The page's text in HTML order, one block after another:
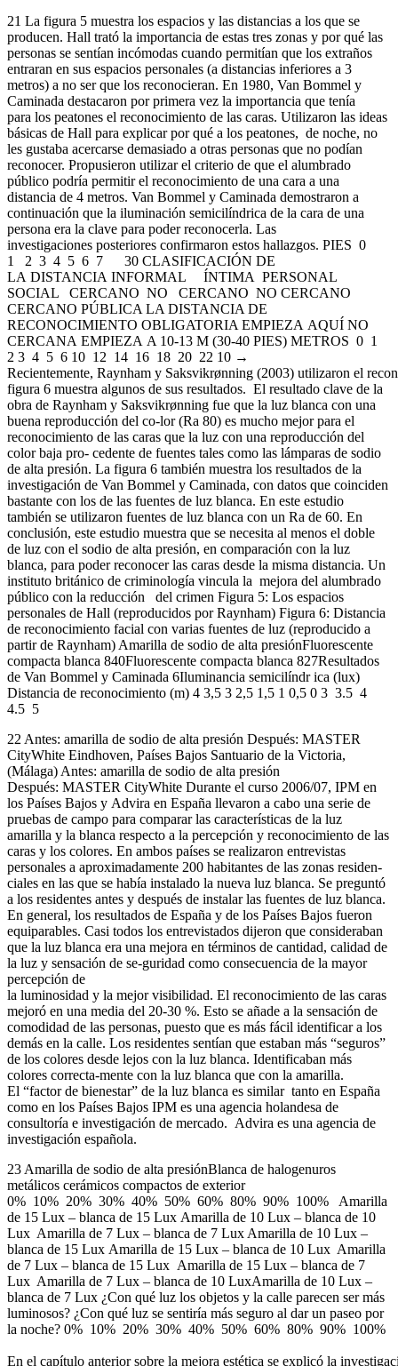
21 La figura 5 muestra los espacios y las distancias a los que se
producen. Hall trató la importancia de estas tres zonas y por qué las
personas se sentían incómodas cuando permitían que los extraños
entraran en sus espacios personales (a distancias inferiores a 3
metros) a no ser que los reconocieran. En 1980, Van Bommel y
Caminada destacaron por primera vez la importancia que tenía
para los peatones el reconocimiento de las caras. Utilizaron las ideas
básicas de Hall para explicar por qué a los peatones, de noche, no
les gustaba acercarse demasiado a otras personas que no podían
reconocer. Propusieron utilizar el criterio de que el alumbrado
público podría permitir el reconocimiento de una cara a una
distancia de 4 metros. Van Bommel y Caminada demostraron a
continuación que la iluminación semicilíndrica de la cara de una
persona era la clave para poder reconocerla. Las
investigaciones posteriores confirmaron estos hallazgos. PIES 0
1 2 3 4 5 6 7 30 CLASIFICACIÓN DE
LA DISTANCIA INFORMAL ÍNTIMA PERSONAL
SOCIAL CERCANO NO CERCANO NO CERCANO
CERCANO PÚBLICA LA DISTANCIA DE
RECONOCIMIENTO OBLIGATORIA EMPIEZA AQUÍ NO
CERCANA EMPIEZA A 10-13 M (30-40 PIES) METROS 0 1
2 3 4 5 6 10 12 14 16 18 20 22 10 →
Recientemente, Raynham y Saksvikrønning (2003) utilizaron el
figura 6 muestra algunos de sus resultados. El resultado clave de la
obra de Raynham y Saksvikrønning fue que la luz blanca con una
buena reproducción del co-lor (Ra 80) es mucho mejor para el
reconocimiento de las caras que la luz con una reproducción del
color baja pro- cedente de fuentes tales como las lámparas de sodio
de alta presión. La figura 6 también muestra los resultados de la
investigación de Van Bommel y Caminada, con datos que coinciden
bastante con los de las fuentes de luz blanca. En este estudio
también se utilizaron fuentes de luz blanca con un Ra de 60. En
conclusión, este estudio muestra que se necesita al menos el doble
de luz con el sodio de alta presión, en comparación con la luz
blanca, para poder reconocer las caras desde la misma distancia. Un
instituto británico de criminología vincula la mejora del alumbrado
público con la reducción del crimen Figura 5: Los espacios
personales de Hall (reproducidos por Raynham) Figura 6: Distancia
de reconocimiento facial con varias fuentes de luz (reproducido a
partir de Raynham) Amarilla de sodio de alta presiónFluorescente
compacta blanca 840Fluorescente compacta blanca 827Resultados
de Van Bommel y Caminada 6Iluminancia semicilíndr ica (lux)
Distancia de reconocimiento (m) 4 3,5 3 2,5 1,5 1 0,5 0 3 3.5 4
4.5 5
22 Antes: amarilla de sodio de alta presión Después: MASTER
CityWhite Eindhoven, Países Bajos Santuario de la Victoria,
(Málaga) Antes: amarilla de sodio de alta presión
Después: MASTER CityWhite Durante el curso 2006/07, IPM en
los Países Bajos y Advira en España llevaron a cabo una serie de
pruebas de campo para comparar las características de la luz
amarilla y la blanca respecto a la percepción y reconocimiento de las
caras y los colores. En ambos países se realizaron entrevistas
personales a aproximadamente 200 habitantes de las zonas residen-
ciales en las que se había instalado la nueva luz blanca. Se preguntó
a los residentes antes y después de instalar las fuentes de luz blanca.
En general, los resultados de España y de los Países Bajos fueron
equiparables. Casi todos los entrevistados dijeron que consideraban
que la luz blanca era una mejora en términos de cantidad, calidad de
la luz y sensación de se-guridad como consecuencia de la mayor
percepción de
la luminosidad y la mejor visibilidad. El reconocimiento de las caras
mejoró en una media del 20-30 %. Esto se añade a la sensación de
comodidad de las personas, puesto que es más fácil identificar a los
demás en la calle. Los residentes sentían que estaban más “seguros”
de los colores desde lejos con la luz blanca. Identificaban más
colores correcta-mente con la luz blanca que con la amarilla.
El “factor de bienestar” de la luz blanca es similar tanto en España
como en los Países Bajos IPM es una agencia holandesa de
consultoría e investigación de mercado. Advira es una agencia de
investigación española.
23 Amarilla de sodio de alta presiónBlanca de halogenuros
metálicos cerámicos compactos de exterior
0% 10% 20% 30% 40% 50% 60% 80% 90% 100% Amarilla
de 15 Lux – blanca de 15 Lux Amarilla de 10 Lux – blanca de 10
Lux Amarilla de 7 Lux – blanca de 7 Lux Amarilla de 10 Lux –
blanca de 15 Lux Amarilla de 15 Lux – blanca de 10 Lux Amarilla
de 7 Lux – blanca de 15 Lux Amarilla de 15 Lux – blanca de 7
Lux Amarilla de 7 Lux – blanca de 10 LuxAmarilla de 10 Lux –
blanca de 7 Lux ¿Con qué luz los objetos y la calle parecen ser más
luminosos? ¿Con qué luz se sentiría más seguro al dar un paseo por
la noche? 0% 10% 20% 30% 40% 50% 60% 80% 90% 100%
En el capítulo anterior sobre la mejora estética se explicó la